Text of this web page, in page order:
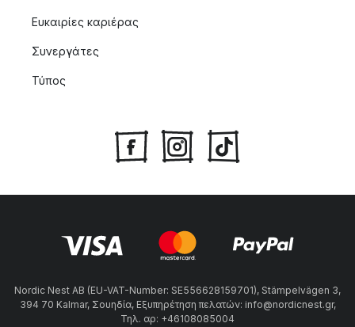
Ευκαιρίες καριέρας
Συνεργάτες
Τύπος
Nordic Nest AB (EU-VAT-Number: SE556628159701), Stämpelvägen 3,
394 70 Kalmar, Σουηδία, Εξυπηρέτηση πελατών: info@nordicnest.gr,
Τηλ. αρ: +46108085004